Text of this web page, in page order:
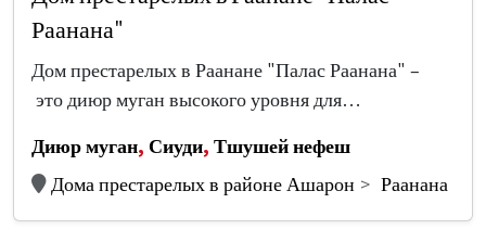
Раанана"
Дом престарелых в Раанане "Палас Раанана" –
это диюр муган высокого уровня для…
Диюр муган, Сиуди, Тшушей нефеш
Дома престарелых в районе Ашарон
Раанана